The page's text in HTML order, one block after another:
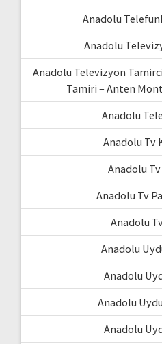
Anadolu
Anadolu
Anadolu Televizyon
Tamiri – Anten
Anadolu
Anadolu Tv
Anadolu
Anadolu Tv
Anadolu
Anadolu
Anadolu
Anadolu
Anadolu